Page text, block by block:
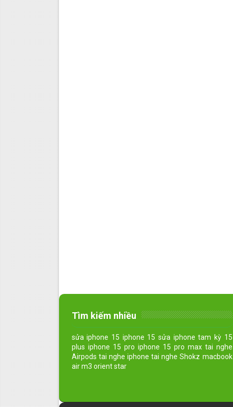
Tìm kiếm nhiều
sửa iphone 15 iphone 15 sửa iphone tam kỳ 15
plus iphone 15 pro iphone 15 pro max tai nghe
Airpods tai nghe iphone tai nghe Shokz macbook
air m3 orient star